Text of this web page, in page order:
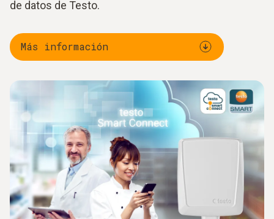
de datos de Testo.
Más información